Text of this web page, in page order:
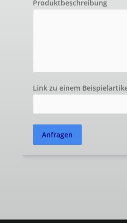
Produktbeschreibung
Link zu einem
Anfragen